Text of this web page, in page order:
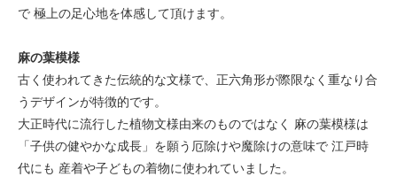
で 極上の足心地を体感して頂けます。
麻の葉模様
古く使われてきた伝統的な文様で、正六角形が際限なく重なり合
うデザインが特徴的です。
大正時代に流行した植物文様由来のものではなく 麻の葉模様は
「子供の健やかな成長」を願う厄除けや魔除けの意味で 江戸時
代にも 産着や子どもの着物に使われていました。